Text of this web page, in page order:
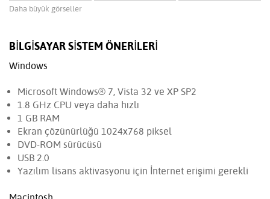
Daha büyük görseller
BILGISAYAR SISTEM ÖNERILERI
Windows
Microsoft Windows® 7, Vista 32 ve XP SP2
1.8 GHz CPU veya daha hızlı
1 GB RAM
Ekran çözünürlüğü 1024x768 piksel
DVD-ROM sürücüsü
USB 2.0
Yazılım lisans aktivasyonu için İnternet erişimi gerekli